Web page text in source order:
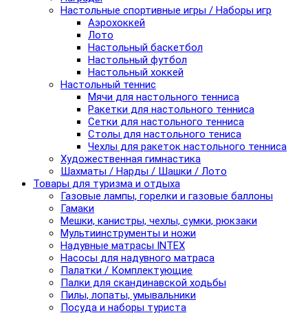
Настольные спортивные игры / Наборы игр
Аэрохоккей
Лото
Настольный баскетбол
Настольный футбол
Настольный хоккей
Настольный теннис
Мячи для настольного тенниса
Ракетки для настольного тенниса
Сетки для настольного тенниса
Столы для настольного тениса
Чехлы для ракеток настольного тенниса
Художественная гимнастика
Шахматы / Нарды / Шашки / Лото
Товары для туризма и отдыха
Газовые лампы, горелки и газовые баллоны
Гамаки
Мешки, канистры, чехлы, сумки, рюкзаки
Мультиинструменты и ножи
Надувные матрасы INTEX
Насосы для надувного матраса
Палатки / Комплектующие
Палки для скандинавской ходьбы
Пилы, лопаты, умывальники
Посуда и наборы туриста